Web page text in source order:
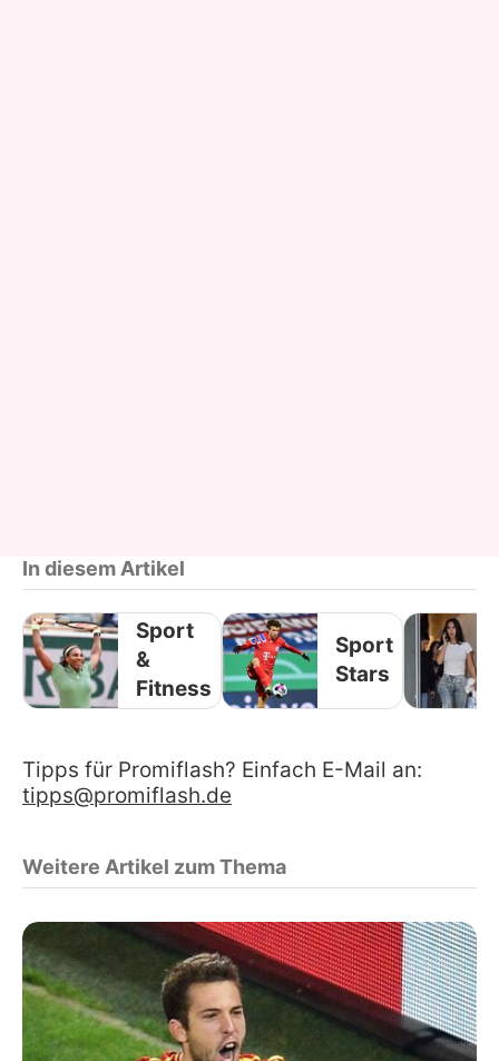
In diesem Artikel
Sport
&
Fitness
Sport
Stars
Tipps für Promiflash? Einfach E-Mail an:
tipps@promiflash.de
Weitere Artikel zum Thema